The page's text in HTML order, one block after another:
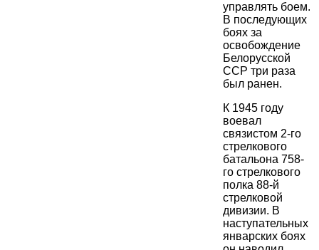
управлять боем.
В последующих
боях за
освобождение
Белорусской
ССР три раза
был ранен.
К 1945 году
воевал
связистом 2-го
стрелкового
батальона 758-
го стрелкового
полка 88-й
стрелковой
дивизии. В
наступательных
январских боях